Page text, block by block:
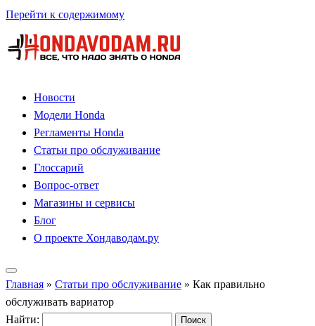
Перейти к содержимому
Новости
Модели Honda
Регламенты Honda
Статьи про обслуживание
Глоссарий
Вопрос-ответ
Магазины и сервисы
Блог
О проекте Хондаводам.ру
Главная » Статьи про обслуживание » Как правильно
обслуживать вариатор
Найти: